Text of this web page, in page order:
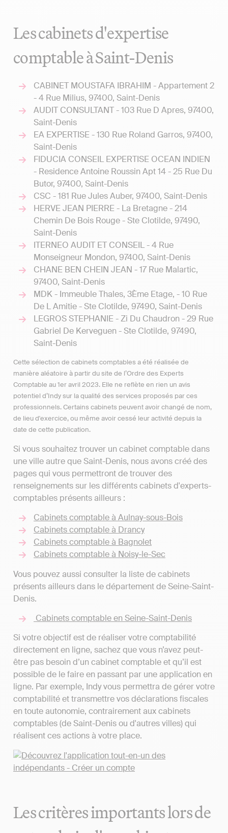
Les cabinets d'expertise
comptable à Saint-Denis
CABINET MOUSTAFA IBRAHIM - Appartement 2
- 4 Rue Milius, 97400, Saint-Denis
AUDIT CONSULTANT - 103 Rue D Apres, 97400,
Saint-Denis
EA EXPERTISE - 130 Rue Roland Garros, 97400,
Saint-Denis
FIDUCIA CONSEIL EXPERTISE OCEAN INDIEN
- Residence Antoine Roussin Apt 14 - 25 Rue Du
Butor, 97400, Saint-Denis
CSC - 181 Rue Jules Auber, 97400, Saint-Denis
HERVE JEAN PIERRE - La Bretagne - 214
Chemin De Bois Rouge - Ste Clotilde, 97490,
Saint-Denis
ITERNEO AUDIT ET CONSEIL - 4 Rue
Monseigneur Mondon, 97400, Saint-Denis
CHANE BEN CHEIN JEAN - 17 Rue Malartic,
97400, Saint-Denis
MDK - Immeuble Thales, 3Ème Etage, - 10 Rue
De L Amitie - Ste Clotilde, 97490, Saint-Denis
LEGROS STEPHANIE - Zi Du Chaudron - 29 Rue
Gabriel De Kerveguen - Ste Clotilde, 97490,
Saint-Denis
Cette sélection de cabinets comptables a été réalisée de
manière aléatoire à partir du site de l’Ordre des Experts
Comptable au 1er avril 2023. Elle ne reflète en rien un avis
potentiel d’Indy sur la qualité des services proposés par ces
professionnels. Certains cabinets peuvent avoir changé de nom,
de lieu d'exercice, ou même avoir cessé leur activité depuis la
date de cette publication.
Si vous souhaitez trouver un cabinet comptable dans
une ville autre que Saint-Denis, nous avons créé des
pages qui vous permettront de trouver des
renseignements sur les différents cabinets d'experts-
comptables présents ailleurs :
Cabinets comptable à Aulnay-sous-Bois
Cabinets comptable à Drancy
Cabinets comptable à Bagnolet
Cabinets comptable à Noisy-le-Sec
Vous pouvez aussi consulter la liste de cabinets
présents ailleurs dans le département de Seine-Saint-
Denis.
Cabinets comptable en Seine-Saint-Denis
Si votre objectif est de réaliser votre comptabilité
directement en ligne, sachez que vous n’avez peut-
être pas besoin d’un cabinet comptable et qu’il est
possible de le faire en passant par une application en
ligne. Par exemple, Indy vous permettra de gérer votre
comptabilité et transmettre vos déclarations fiscales
en toute autonomie, contrairement aux cabinets
comptables (de Saint-Denis ou d'autres villes) qui
réalisent ces actions à votre place.
Les critères importants lors de